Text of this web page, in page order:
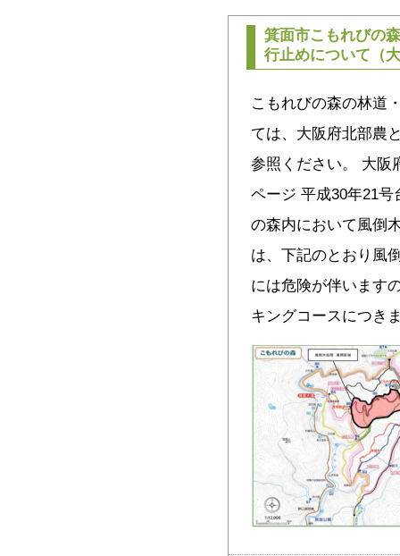
箕面市こもれびの
行止めについて（
こもれびの森の林道
ては、大阪府北部農
参照ください。 大阪
ページ 平成30年21
の森内において風倒
は、下記のとおり風
には危険が伴います
キングコースにつき